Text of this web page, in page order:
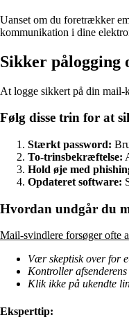
Uanset om du foretrækker
kommunikation i dine
Sikker pålogging
At logge sikkert på din mail-
Følg disse trin for at
Stærkt password:
To-trinsbekræftelse:
Hold øje med
Opdateret software:
Hvordan undgår du
Mail-svindlere forsøger ofte
Vær skeptisk over for
Kontroller
Klik ikke på ukendte
Eksperttip: